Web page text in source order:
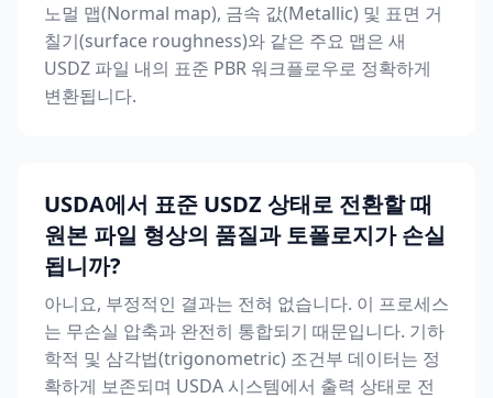
노멀 맵(Normal map), 금속 값(Metallic) 및 표면 거
칠기(surface roughness)와 같은 주요 맵은 새
USDZ 파일 내의 표준 PBR 워크플로우로 정확하게
변환됩니다.
USDA에서 표준 USDZ 상태로 전환할 때
원본 파일 형상의 품질과 토폴로지가 손실
됩니까?
아니요, 부정적인 결과는 전혀 없습니다. 이 프로세스
는 무손실 압축과 완전히 통합되기 때문입니다. 기하
학적 및 삼각법(trigonometric) 조건부 데이터는 정
확하게 보존되며 USDA 시스템에서 출력 상태로 전